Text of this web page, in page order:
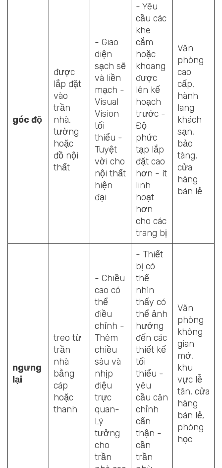
góc độ
được
lắp đặt
vào
trần
nhà,
tường
hoặc
đồ nội
thất
- Giao
diện
sạch sẽ
và liền
mạch -
Visual
Vision
tối
thiểu -
Tuyệt
vời cho
nội thất
hiện
đại
- Yêu
cầu các
khe
cắm
hoặc
khoang
được
lên kế
hoạch
trước -
Độ
phức
tạp lắp
đặt cao
hơn - ít
linh
hoạt
hơn
cho các
trang bị
Văn
phòng
cao
cấp,
hành
lang
khách
sạn,
bảo
tàng,
cửa
hàng
bán lẻ
ngưng
lại
treo từ
trần
nhà
bằng
cáp
hoặc
thanh
- Chiều
cao có
thể
điều
chỉnh -
Thêm
chiều
sâu và
nhịp
điệu
trực
quan-
Lý
tưởng
cho
trần
- Thiết
bị có
thể
nhìn
thấy có
thể ảnh
hưởng
đến các
thiết kế
tối
thiểu -
yêu
cầu căn
chỉnh
cẩn
thận -
cần
trần
Văn
phòng
không
gian
mở,
khu
vực lễ
tân, cửa
hàng
bán lẻ,
phòng
học